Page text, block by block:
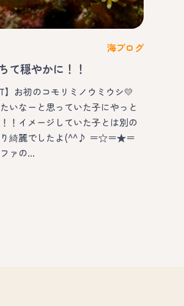
海ブログ
て穏やかに！！
】お初のコモリミノウミウシ💛
いなーと思っていた子にやっと
！イメージしていた子とは別の
り綺麗でしたよ(^^♪ ＝☆＝★＝
ァの…